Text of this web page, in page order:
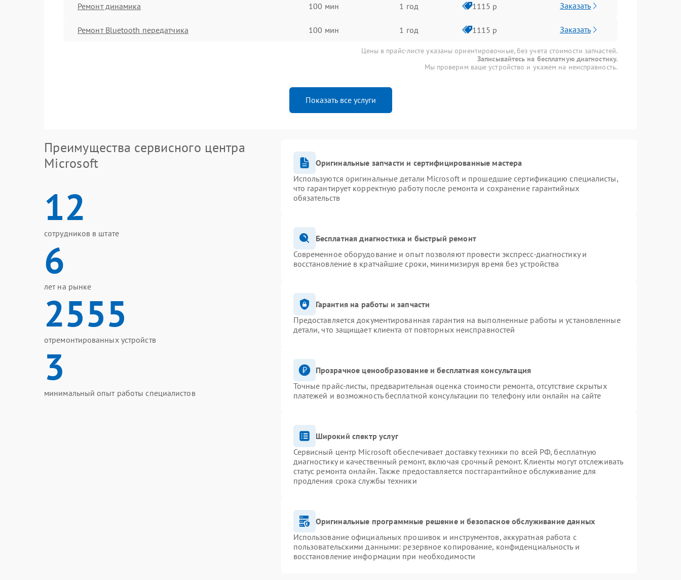
Ремонт динамика 100 мин 1 год 1115 р Заказать
Ремонт Bluetooth передатчика 100 мин 1 год 1115 р Заказать
Цены в прайс-листе указаны ориентировочные, без учета стоимости запчастей.
Записывайтесь на бесплатную диагностику.
Мы проверим ваше устройство и укажем на неисправность.
Показать все услуги
Преимущества сервисного центра
Microsoft
12
сотрудников в штате
6
лет на рынке
2555
отремонтированных устройств
3
минимальный опыт работы специалистов
Оригинальные запчасти и сертифицированные мастера
Используются оригинальные детали Microsoft и прошедшие сертификацию специалисты,
что гарантирует корректную работу после ремонта и сохранение гарантийных
обязательств
Бесплатная диагностика и быстрый ремонт
Современное оборудование и опыт позволяют провести экспресс-диагностику и
восстановление в кратчайшие сроки, минимизируя время без устройства
Гарантия на работы и запчасти
Предоставляется документированная гарантия на выполненные работы и установленные
детали, что защищает клиента от повторных неисправностей
Прозрачное ценообразование и бесплатная консультация
Точные прайс-листы, предварительная оценка стоимости ремонта, отсутствие скрытых
платежей и возможность бесплатной консультации по телефону или онлайн на сайте
Широкий спектр услуг
Сервисный центр Microsoft обеспечивает доставку техники по всей РФ, бесплатную
диагностику и качественный ремонт, включая срочный ремонт. Клиенты могут отслеживать
статус ремонта онлайн. Также предоставляется постгарантийное обслуживание для
продления срока службы техники
Оригинальные программные решение и безопасное обслуживание данных
Использование официальных прошивок и инструментов, аккуратная работа с
пользовательскими данными: резервное копирование, конфиденциальность и
восстановление информации при необходимости